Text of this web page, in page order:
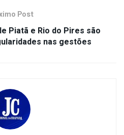
Post
Piatã e Rio do Pires são
nas gestões